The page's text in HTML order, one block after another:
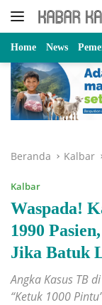
Langsung
Home News
Beranda Kalbar
Kalbar
Waspada!
1990
Jika Batuk
Angka Kasus TB
“Ketuk 1000